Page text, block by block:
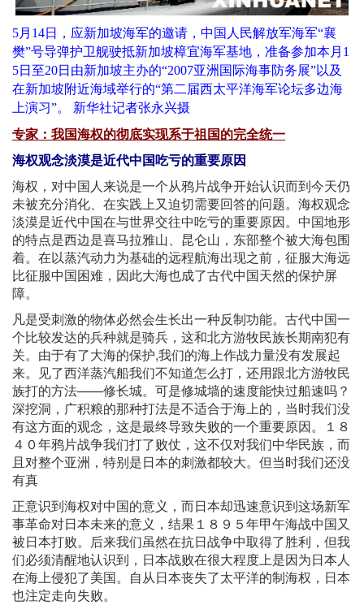
5月14日，应新加坡海军的邀请，中国人民解放军海军“襄
樊”号导弹护卫舰驶抵新加坡樟宜海军基地，准备参加本月1
5日至20日由新加坡主办的“2007亚洲国际海事防务展”以及
在新加坡附近海域举行的“第二届西太平洋海军论坛多边海
上演习”。 新华社记者张永兴摄
专家：我国海权的彻底实现系于祖国的完全统一
海权观念淡漠是近代中国吃亏的重要原因
海权，对中国人来说是一个从鸦片战争开始认识而到今天仍
未被充分消化、在实践上又迫切需要回答的问题。海权观念
淡漠是近代中国在与世界交往中吃亏的重要原因。中国地形
的特点是西边是喜马拉雅山、昆仑山，东部整个被大海包围
着。在以蒸汽动力为基础的远程航海出现之前，征服大海远
比征服中国困难，因此大海也成了古代中国天然的保护屏
障。
凡是受刺激的物体必然会生长出一种反制功能。古代中国一
个比较发达的兵种就是骑兵，这和北方游牧民族长期南犯有
关。由于有了大海的保护,我们的海上作战力量没有发展起
来。见了西洋蒸汽船我们不知道怎么打，还用跟北方游牧民
族打的方法——修长城。可是修城墙的速度能快过船速吗？
深挖洞，广积粮的那种打法是不适合于海上的，当时我们没
有这方面的观念，这是最终导致失败的一个重要原因。１８
４０年鸦片战争我们打了败仗，这不仅对我们中华民族，而
且对整个亚洲，特别是日本的刺激都较大。但当时我们还没
有真
正意识到海权对中国的意义，而日本却迅速意识到这场新军
事革命对日本未来的意义，结果１８９５年甲午海战中国又
被日本打败。后来我们虽然在抗日战争中取得了胜利，但我
们必须清醒地认识到，日本战败在很大程度上是因为日本人
在海上侵犯了美国。自从日本丧失了太平洋的制海权，日本
也注定走向失败。